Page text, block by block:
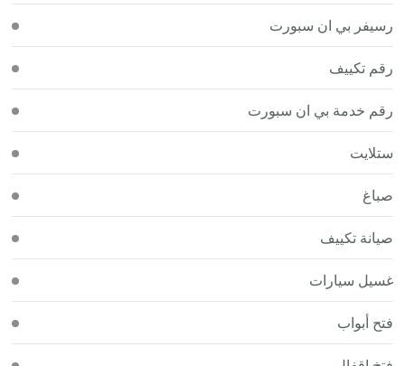
رسيفر بي ان سبورت
رقم تكييف
رقم خدمة بي ان سبورت
ستلايت
صباغ
صيانة تكييف
غسيل سيارات
فتح أبواب